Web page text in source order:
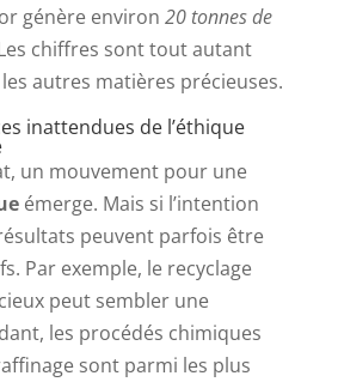
génère environ 20 tonnes de
chiffres sont tout autant
autres matières précieuses.
inattendues de l’éthique
un mouvement pour une
émerge. Mais si l’intention
peuvent parfois être
Par exemple, le recyclage
peut sembler une
les procédés chimiques
sont parmi les plus